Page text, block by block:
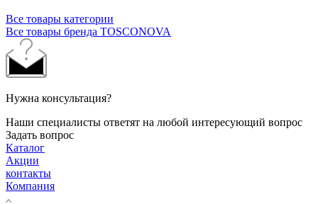
Все товары категории
Все товары бренда TOSCONOVA
Нужна консультация?
Наши специалисты ответят на любой интересующий вопрос
Задать вопрос
Каталог
Акции
контакты
Компания